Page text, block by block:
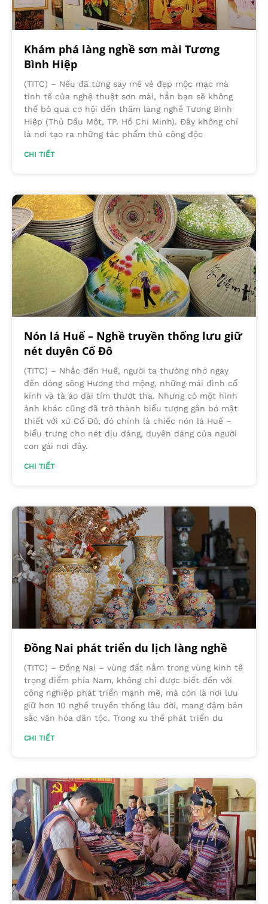
Khám phá làng nghề sơn mài Tương
Bình Hiệp
(TITC) – Nếu đã từng say mê vẻ đẹp mộc mạc mà
tinh tế của nghệ thuật sơn mài, hẳn bạn sẽ không
thể bỏ qua cơ hội đến thăm làng nghề Tương Bình
Hiệp (Thủ Dầu Một, TP. Hồ Chí Minh). Đây không chỉ
là nơi tạo ra những tác phẩm thủ công độc
CHI TIẾT
Nón lá Huế – Nghề truyền thống lưu giữ
nét duyên Cố Đô
(TITC) – Nhắc đến Huế, người ta thường nhớ ngay
đến dòng sông Hương thơ mộng, những mái đình cổ
kính và tà áo dài tím thướt tha. Nhưng có một hình
ảnh khác cũng đã trở thành biểu tượng gắn bó mật
thiết với xứ Cố Đô, đó chính là chiếc nón lá Huế –
biểu trưng cho nét dịu dàng, duyên dáng của người
con gái nơi đây.
CHI TIẾT
Đồng Nai phát triển du lịch làng nghề
(TITC) – Đồng Nai – vùng đất nằm trong vùng kinh tế
trọng điểm phía Nam, không chỉ được biết đến với
công nghiệp phát triển mạnh mẽ, mà còn là nơi lưu
giữ hơn 10 nghề truyền thống lâu đời, mang đậm bản
sắc văn hóa dân tộc. Trong xu thế phát triển du
CHI TIẾT